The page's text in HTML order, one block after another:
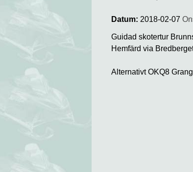
Datum: 2018-02-07
Guidad skotertur
Hemfärd via
Alternativt OKQ8